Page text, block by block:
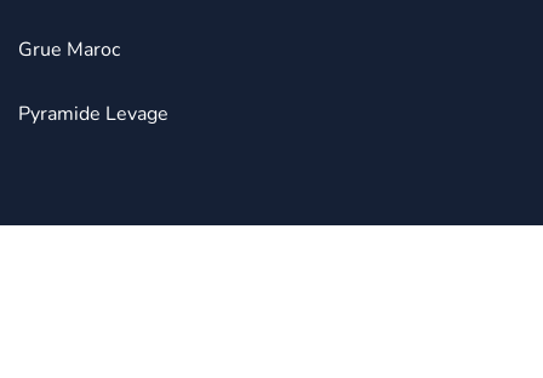
Grue Maroc
Pyramide Levage